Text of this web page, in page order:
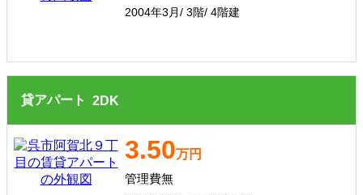
2004年3月/ 3階/ 4階建
貸アパート 2DK
3.50万円
管理費無